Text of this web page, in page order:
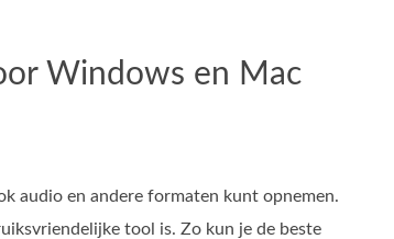
Windows en Mac
audio en andere formaten kunt opnemen.
tool is. Zo kun je de beste